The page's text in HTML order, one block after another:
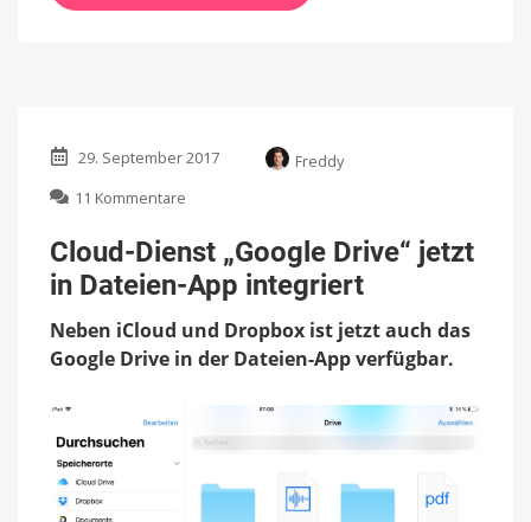
29. September 2017
Freddy
11 Kommentare
Dienst
„Google
Drive“
in
Dateien-
Cloud-Dienst „Google Drive“ jetzt
in Dateien-App integriert
Neben iCloud und Dropbox ist jetzt auch das
Google Drive in der Dateien-App verfügbar.